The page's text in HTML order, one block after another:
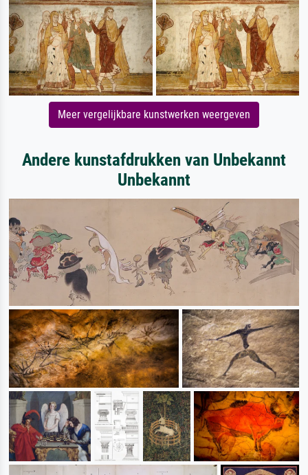
Meer vergelijkbare kunstwerken weergeven
Andere kunstafdrukken van Unbekannt
Unbekannt